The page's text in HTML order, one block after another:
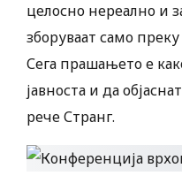
целосно нереално и
зборуваат само
Сега прашањето е
јавноста и да
рече Странг.